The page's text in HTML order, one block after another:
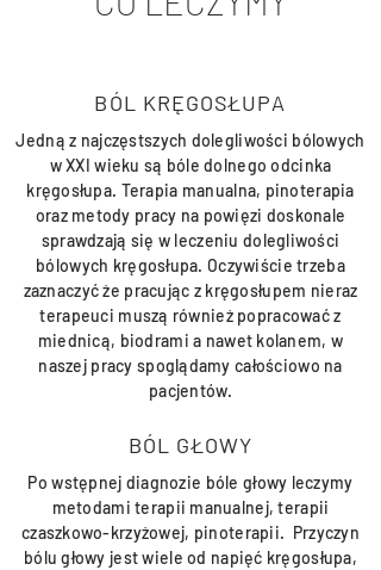
BÓL KRĘGOSŁUPA
Jedną z najczęstszych dolegliwości bólowych
w XXI wieku są bóle dolnego odcinka
kręgosłupa. Terapia manualna, pinoterapia
oraz metody pracy na powięzi doskonale
sprawdzają się w leczeniu dolegliwości
bólowych kręgosłupa. Oczywiście trzeba
zaznaczyć że pracując z kręgosłupem nieraz
terapeuci muszą również popracować z
miednicą, biodrami a nawet kolanem, w
naszej pracy spoglądamy całościowo na
pacjentów.
BÓL GŁOWY
Po wstępnej diagnozie bóle głowy leczymy
metodami terapii manualnej, terapii
czaszkowo-krzyżowej, pinoterapii. Przyczyn
bólu głowy jest wiele od napięć kręgosłupa,